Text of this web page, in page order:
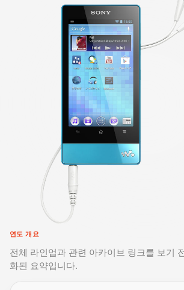
연도 개요
전체 라인업과 관련 아카이브 링크를 보기
화된 요약입니다.